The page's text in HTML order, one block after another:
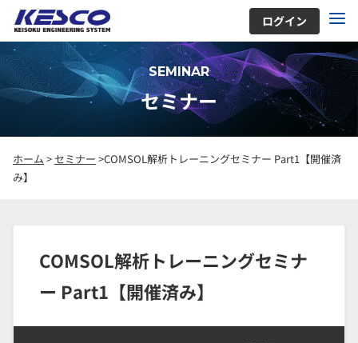
ログイン
SEMINAR
セミナー
ホーム >セミナー >COMSOL解析トレーニングセミナー Part1【開催済
み】
COMSOL解析トレーニングセミナ
ー Part1【開催済み】